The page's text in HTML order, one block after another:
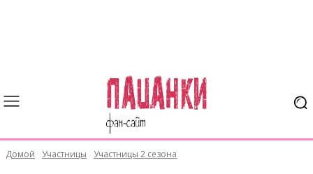
Домой Участницы Участницы 2 сезона